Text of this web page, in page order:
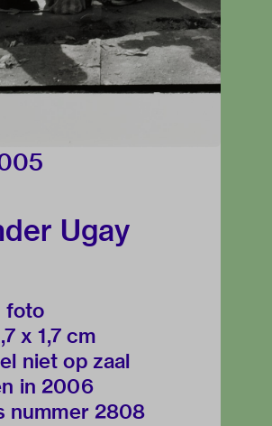
Ugay
foto
x 1,7 cm
niet op zaal
in 2006
nummer 2808